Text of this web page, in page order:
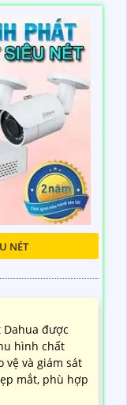
NÉT
Dahua được
hình chất
vệ và giám sát
mắt, phù hợp